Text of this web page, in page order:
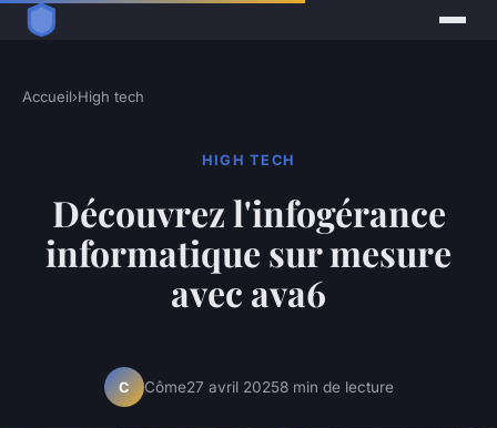
Accueil›High tech
HIGH TECH
Découvrez l'infogérance
informatique sur mesure
avec ava6
C Côme27 avril 20258 min de lecture